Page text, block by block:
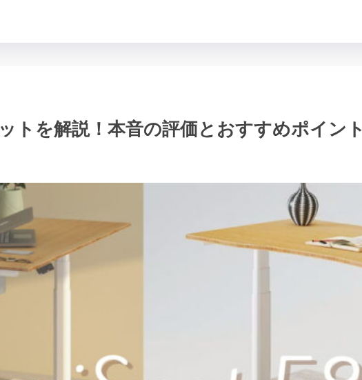
トを解説！本音の評価とおすすめポイント